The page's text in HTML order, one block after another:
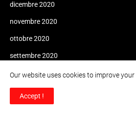
dicembre 2020
novembre 2020
ottobre 2020
settembre 2020
agosto 2020
luglio 2020
giugno 2020
Our website uses cookies to improve your
Accept !